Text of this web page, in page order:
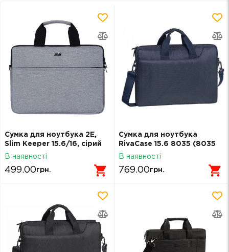
Сумка для ноутбука 2E,
Slim Keeper 15.6/16, сірий
В наявності
499.00грн.
Сумка для ноутбука
RivaCase 15.6 8035 (8035
darkblue)
В наявності
769.00грн.